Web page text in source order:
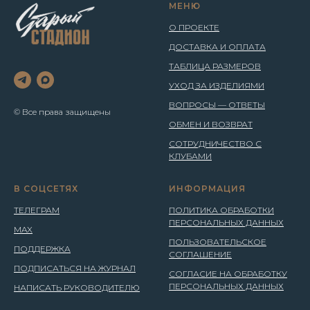
© Все права защищены
МЕНЮ
О ПРОЕКТЕ
ДОСТАВКА И ОПЛАТА
ТАБЛИЦА РАЗМЕРОВ
УХОД ЗА ИЗДЕЛИЯМИ
ВОПРОСЫ — ОТВЕТЫ
ОБМЕН И ВОЗВРАТ
СОТРУДНИЧЕСТВО С
КЛУБАМИ
В СОЦСЕТЯХ
ТЕЛЕГРАМ
MAX
ПОДДЕРЖКА
ПОДПИСАТЬСЯ НА ЖУРНАЛ
НАПИСАТЬ РУКОВОДИТЕЛЮ
ИНФОРМАЦИЯ
ПОЛИТИКА ОБРАБОТКИ
ПЕРСОНАЛЬНЫХ ДАННЫХ
ПОЛЬЗОВАТЕЛЬСКОЕ
СОГЛАШЕНИЕ
СОГЛАСИЕ НА ОБРАБОТКУ
ПЕРСОНАЛЬНЫХ ДАННЫХ